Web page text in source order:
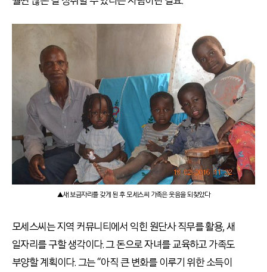
▲새 보금자리를 갖게 된 후 모세스씨 가족은 웃음을 되찾았다
모세스씨는 지역 커뮤니티에서 익힌 원단사 직무를 활용, 새
일자리를 구할 생각이다. 그 돈으로 자녀를 교육하고 가족도
부양할 계획이다. 그는 “아직 큰 변화를 이루기 위한 소득이